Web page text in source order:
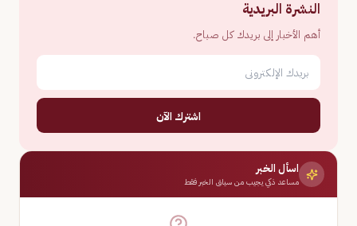
النشرة البريدية
أهم الأخبار إلى بريدك كل صباح.
اشترك الآن
اسأل الخبر
مساعد ذكي يجيب من سياق الخبر فقط